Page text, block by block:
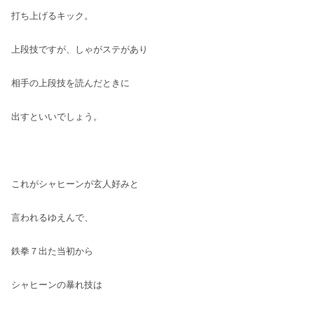
打ち上げるキック。
上段技ですが、しゃがステがあり
相手の上段技を読んだときに
出すといいでしょう。
これがシャヒーンが玄人好みと
言われるゆえんで、
鉄拳７出た当初から
シャヒーンの暴れ技は